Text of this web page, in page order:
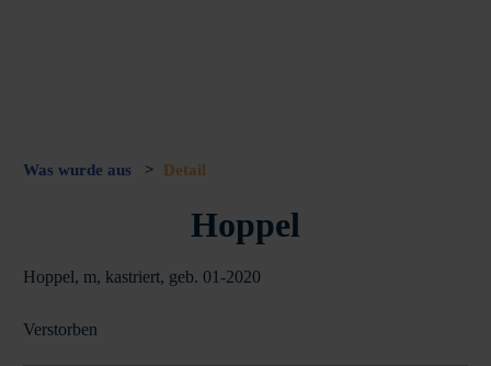
Was wurde aus > Detail
Hoppel
Hoppel, m, kastriert, geb. 01-2020
Verstorben